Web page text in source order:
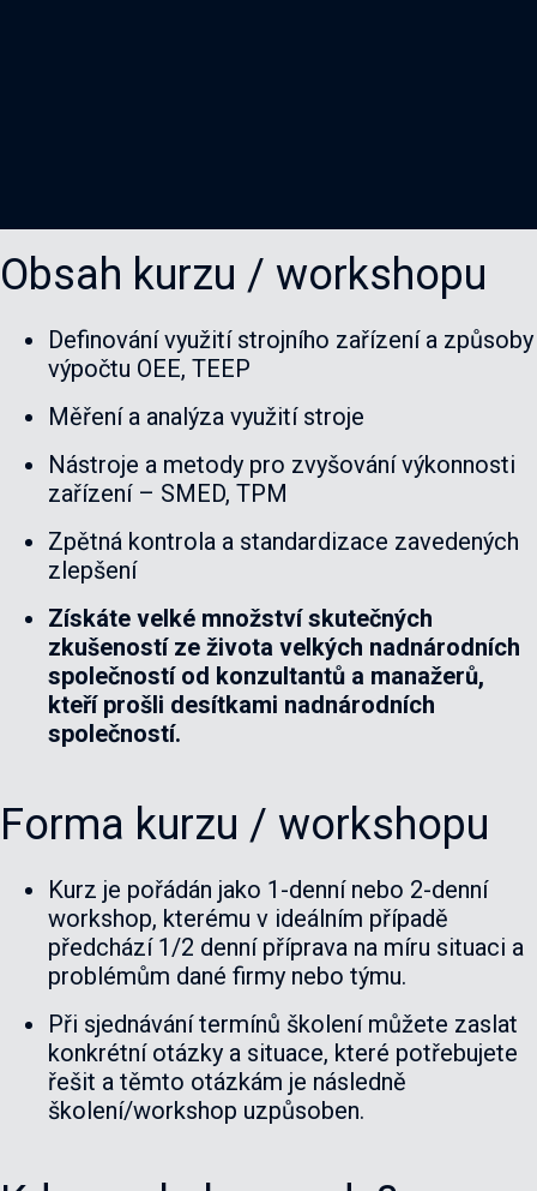
Obsah kurzu / workshopu
Definování využití strojního zařízení a způsoby
výpočtu OEE, TEEP
Měření a analýza využití stroje
Nástroje a metody pro zvyšování výkonnosti
zařízení – SMED, TPM
Zpětná kontrola a standardizace zavedených
zlepšení
Získáte velké množství skutečných
zkušeností ze života velkých nadnárodních
společností od konzultantů a manažerů,
kteří prošli desítkami nadnárodních
společností.
Forma kurzu / workshopu
Kurz je pořádán jako 1-denní nebo 2-denní
workshop, kterému v ideálním případě
předchází 1/2 denní příprava na míru situaci a
problémům dané firmy nebo týmu.
Při sjednávání termínů školení můžete zaslat
konkrétní otázky a situace, které potřebujete
řešit a těmto otázkám je následně
školení/workshop uzpůsoben.